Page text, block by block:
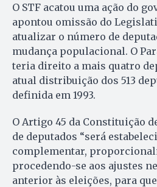
O STF acatou uma ação do
apontou omissão do
atualizar o número de
mudança populacional. O
teria direito a mais quatro
atual distribuição dos 513
definida em 1993.
O Artigo 45 da Constituição
de deputados “será
complementar,
procedendo-se aos ajustes
anterior às eleições, para